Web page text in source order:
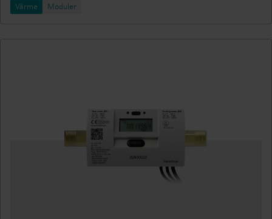
Värme Moduler